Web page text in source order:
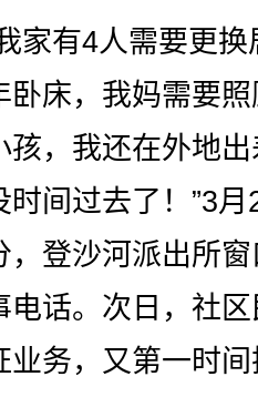
有4人需要更换
卧床，我妈需要
孩，我还在外地
间过去了！”3月
，登沙河派出所
电话。次日，社
业务，又第一时